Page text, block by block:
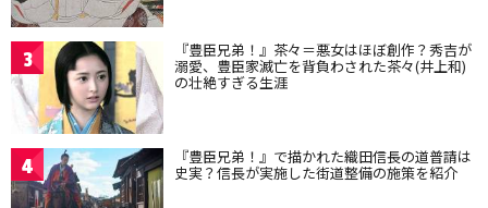
3 『豊臣兄弟！』茶々＝悪女はほぼ創作？秀吉が
溺愛、豊臣家滅亡を背負わされた茶々(井上和)
の壮絶すぎる生涯
4 『豊臣兄弟！』で描かれた織田信長の道普請は
史実？信長が実施した街道整備の施策を紹介